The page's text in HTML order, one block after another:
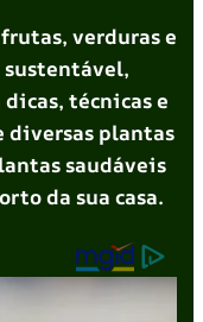
verduras e
técnicas e
diversas plantas
saudáveis
da sua casa.